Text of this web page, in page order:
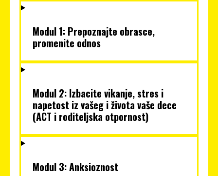
Modul 1: Prepoznajte obrasce,
promenite odnos
Modul 2: Izbacite vikanje, stres i
napetost iz vašeg i života vaše dece
(ACT i roditeljska otpornost)
Modul 3: Anksioznost